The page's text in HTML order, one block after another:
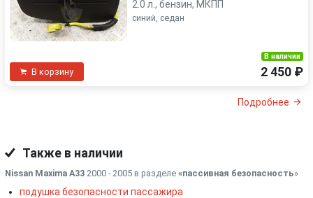
2.0 л., бензин, МКПП
синий, седан
В корзину
В наличии
2 450 ₽
Подробнее
Также в наличии
Nissan Maxima A33 2000 - 2005 в разделе «пассивная безопасность»
подушка безопасности пассажира